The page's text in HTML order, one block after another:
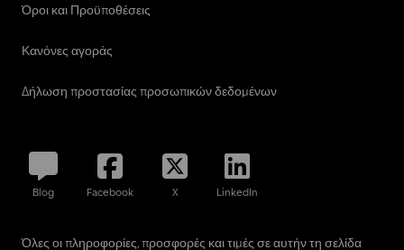
Όροι και Προϋποθέσεις
Κανόνες αγοράς
Δήλωση προστασίας προσωπικών δεδομένων
Blog Facebook X LinkedIn
Όλες οι πληροφορίες, προσφορές και τιμές σε αυτήν τη σελίδα